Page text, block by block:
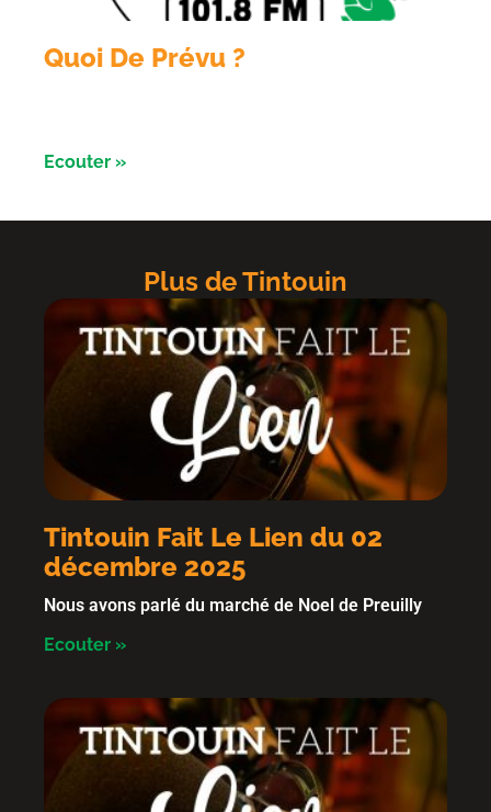
Quoi De Prévu ?
Ecouter »
Plus de Tintouin
Tintouin Fait Le Lien du 02
décembre 2025
Nous avons parlé du marché de Noel de Preuilly
Ecouter »